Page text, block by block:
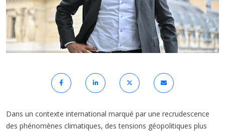
Dans un contexte international marqué par une recrudescence
des phénomènes climatiques, des tensions géopolitiques plus